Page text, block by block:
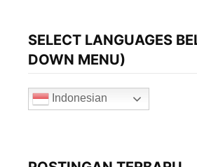
SELECT LANGUAGES
DOWN MENU)
Indonesian